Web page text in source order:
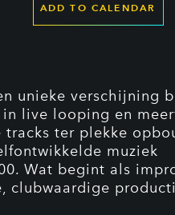
ADD TO CALENDAR
unieke verschijning
live looping en
ter plekke
muziek
Wat begint als
clubwaardige